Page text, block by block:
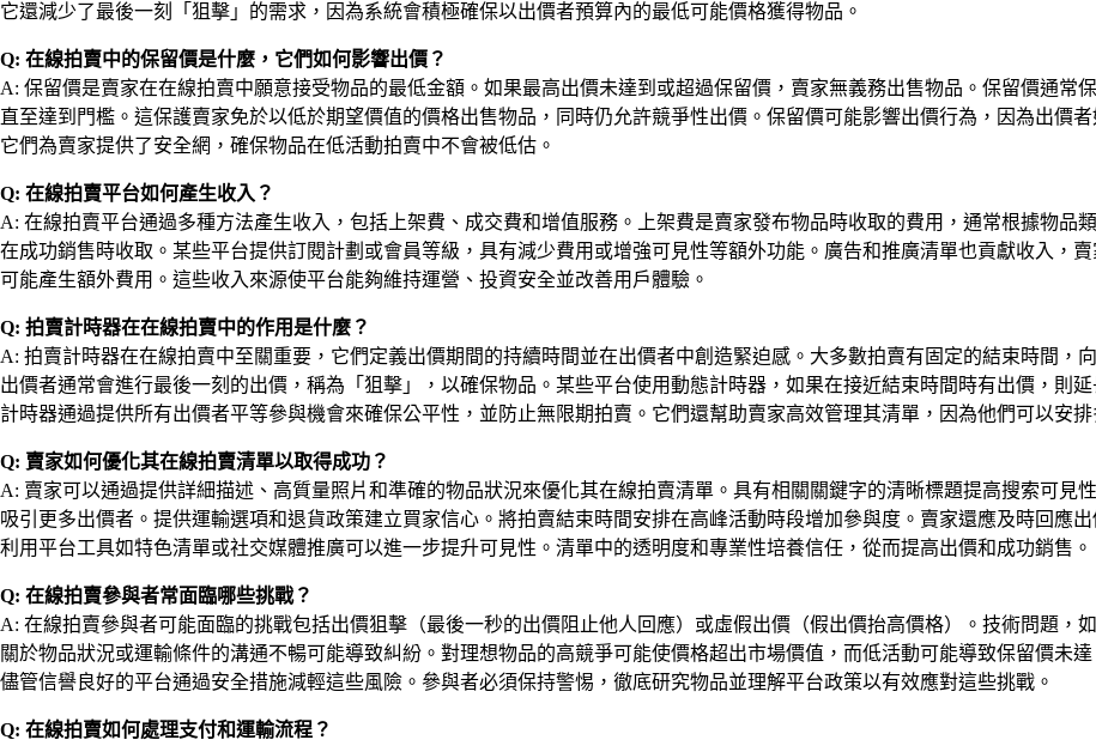
它還減少了最後一刻「狙擊」的需求，因為系統會積極確保以出價者預算內的最低可能價格獲得物品。
Q: 在線拍賣中的保留價是什麼，它們如何影響出價？
A: 保留價是賣家在在線拍賣中願意接受物品的最低金額。如果最高出價未達到或超過保留價，賣家無義務出售物品。保留價通常
直至達到門檻。這保護賣家免於以低於期望價值的價格出售物品，同時仍允許競爭性出價。保留價可能影響出價行為，因為出價
它們為賣家提供了安全網，確保物品在低活動拍賣中不會被低估。
Q: 在線拍賣平台如何產生收入？
A: 在線拍賣平台通過多種方法產生收入，包括上架費、成交費和增值服務。上架費是賣家發布物品時收取的費用，通常根據物品
在成功銷售時收取。某些平台提供訂閱計劃或會員等級，具有減少費用或增強可見性等額外功能。廣告和推廣清單也貢獻收入，
可能產生額外費用。這些收入來源使平台能夠維持運營、投資安全並改善用戶體驗。
Q: 拍賣計時器在在線拍賣中的作用是什麼？
A: 拍賣計時器在在線拍賣中至關重要，它們定義出價期間的持續時間並在出價者中創造緊迫感。大多數拍賣有固定的結束時間，
出價者通常會進行最後一刻的出價，稱為「狙擊」，以確保物品。某些平台使用動態計時器，如果在接近結束時間時有出價，則延
計時器通過提供所有出價者平等參與機會來確保公平性，並防止無限期拍賣。它們還幫助賣家高效管理其清單，因為他們可以安
Q: 賣家如何優化其在線拍賣清單以取得成功？
A: 賣家可以通過提供詳細描述、高質量照片和準確的物品狀況來優化其在線拍賣清單。具有相關關鍵字的清晰標題提高搜索可見
吸引更多出價者。提供運輸選項和退貨政策建立買家信心。將拍賣結束時間安排在高峰活動時段增加參與度。賣家還應及時回應
利用平台工具如特色清單或社交媒體推廣可以進一步提升可見性。清單中的透明度和專業性培養信任，從而提高出價和成功銷售。
Q: 在線拍賣參與者常面臨哪些挑戰？
A: 在線拍賣參與者可能面臨的挑戰包括出價狙擊（最後一秒的出價阻止他人回應）或虛假出價（假出價抬高價格）。技術問題，
關於物品狀況或運輸條件的溝通不暢可能導致糾紛。對理想物品的高競爭可能使價格超出市場價值，而低活動可能導致保留價未
儘管信譽良好的平台通過安全措施減輕這些風險。參與者必須保持警惕，徹底研究物品並理解平台政策以有效應對這些挑戰。
Q: 在線拍賣如何處理支付和運輸流程？